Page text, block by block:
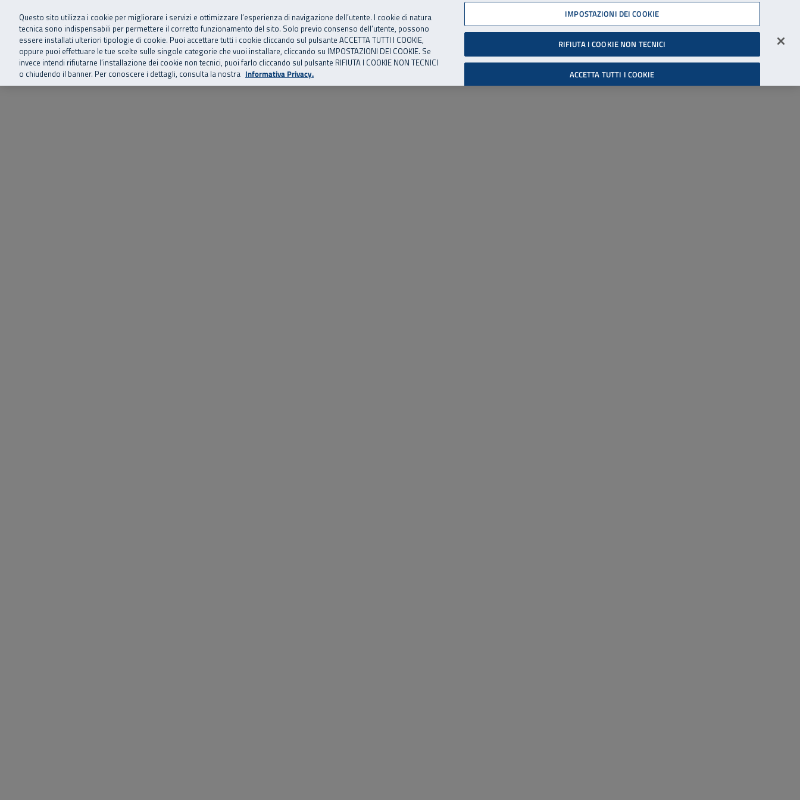
Vai al menu principale
Vai al contenuto principale
Vai al Footer 06 45539607
SuperAbile - il Contact Center Inail per il mondo della disabilità
Home Chi siamo Storie, news ed eventi Risorse utili Supporto Accessibilità
Cerca
Accedi all'area riservata
Questo sito utilizza i cookie per migliorare i servizi e ottimizzare l’esperienza di navigazione dell’utente. I cookie di natura
tecnica sono indispensabili per permettere il corretto funzionamento del sito. Solo previo consenso dell’utente, possono
essere installati ulteriori tipologie di cookie. Puoi accettare tutti i cookie cliccando sul pulsante ACCETTA TUTTI I COOKIE,
oppure puoi effettuare le tue scelte sulle singole categorie che vuoi installare, cliccando su IMPOSTAZIONI DEI COOKIE. Se
invece intendi rifiutarne l’installazione dei cookie non tecnici, puoi farlo cliccando sul pulsante RIFIUTA I COOKIE NON TECNICI
o chiudendo il banner. Per conoscere i dettagli, consulta la nostra Informativa Privacy.
IMPOSTAZIONI DEI COOKIE
RIFIUTA I COOKIE NON TECNICI
ACCETTA TUTTI I COOKIE